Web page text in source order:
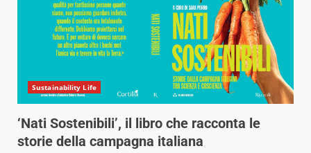
Sustainability Life
‘Nati Sostenibili’, il libro che racconta le
storie della campagna italiana